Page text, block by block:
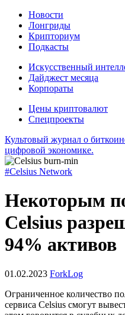
Новости
Лонгриды
Крипториум
Подкасты
Искусственный
Дайджест месяца
Корпораты
Цены криптовалют
Спецпроекты
Культовый журнал о
цифровой экономике.
#Celsius Network
Некоторым
Celsius
94% активов
01.02.2023 ForkLog
Ограниченное количество
сервиса Celsius смогут